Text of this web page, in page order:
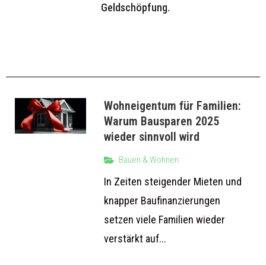
Geldschöpfung.
Wohneigentum für Familien:
Warum Bausparen 2025
wieder sinnvoll wird
Bauen & Wohnen
In Zeiten steigender Mieten und
knapper Baufinanzierungen
setzen viele Familien wieder
verstärkt auf...